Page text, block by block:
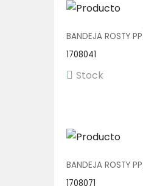
BANDEJA ROSTY
1708041
Stock
BANDEJA ROSTY
1708071